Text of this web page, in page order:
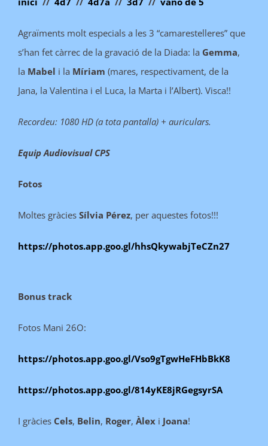
Agraïments molt especials a les 3 “camarestelleres” que
s’han fet càrrec de la gravació de la Diada: la Gemma,
la Mabel i la Míriam (mares, respectivament, de la
Jana, la Valentina i el Luca, la Marta i l’Albert). Visca!!
Recordeu: 1080 HD (a tota pantalla) + auriculars.
Equip Audiovisual CPS
Fotos
Moltes gràcies Sílvia Pérez, per aquestes fotos!!!
https://photos.app.goo.gl/hhsQkywabjTeCZn27
Bonus track
Fotos Mani 26O:
https://photos.app.goo.gl/Vso9gTgwHeFHbBkK8
https://photos.app.goo.gl/814yKE8jRGegsyrSA
I gràcies Cels, Belin, Roger, Àlex i Joana!